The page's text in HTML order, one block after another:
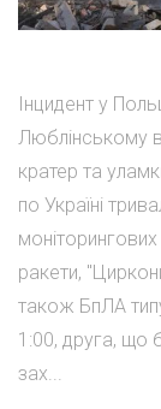
Інцидент у
Люблінському
кратер та
по Україні
ракети,
також БпЛА
1:00, друга, що
зах...